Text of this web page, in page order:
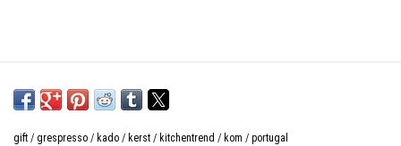
gift / grespresso / kado / kerst / kitchentrend / kom / portugal